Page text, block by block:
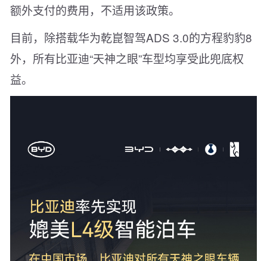
额外支付的费用，不适用该政策。
目前，除搭载华为乾崑智驾ADS 3.0的方程豹豹8
外，所有比亚迪“天神之眼”车型均享受此兜底权
益。